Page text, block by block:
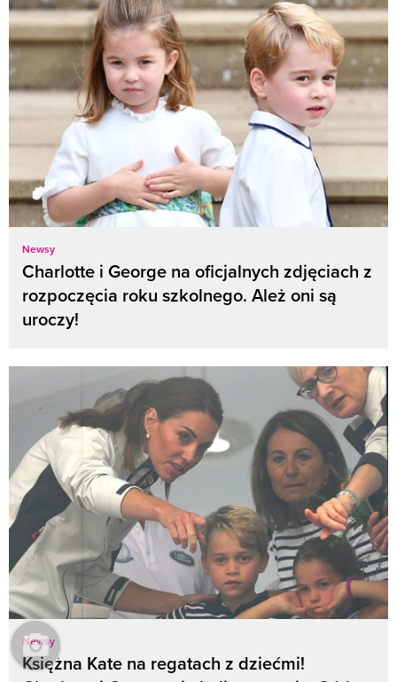
Newsy
Charlotte i George na oficjalnych zdjęciach z
rozpoczęcia roku szkolnego. Ależ oni są
uroczy!
Newsy
Księżna Kate na regatach z dziećmi!